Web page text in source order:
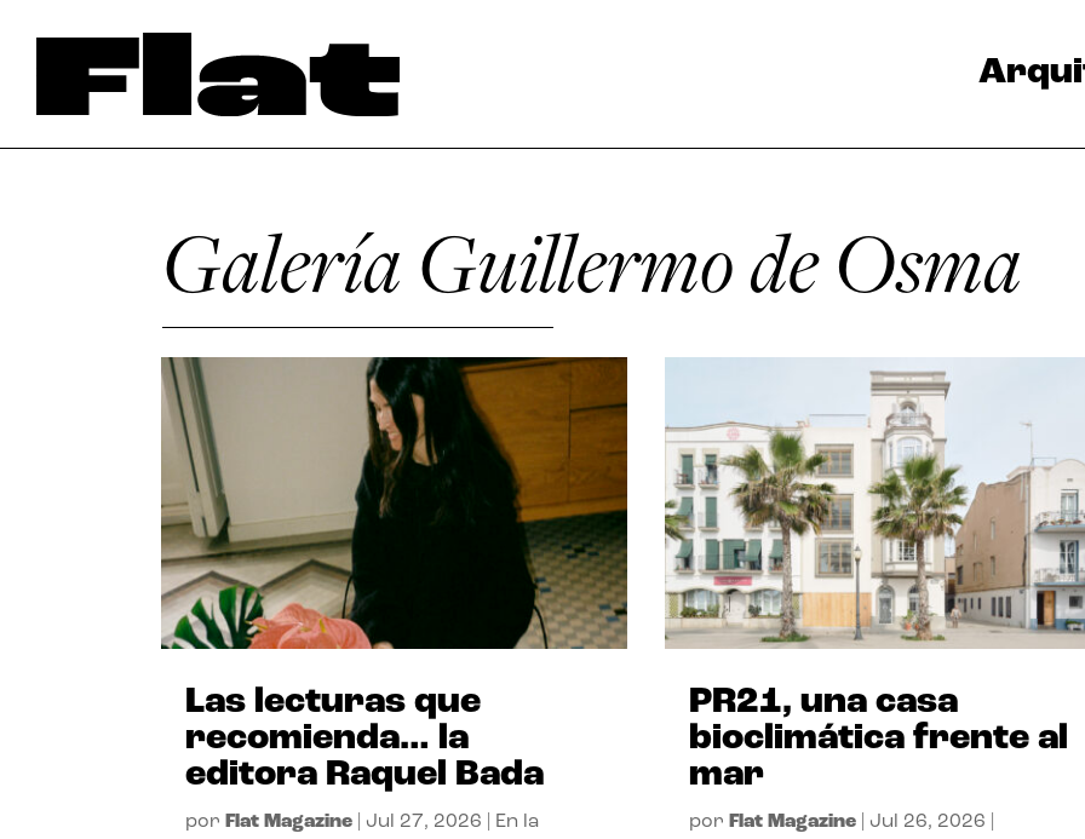
Galería Guillermo de Osma
Las lecturas que
recomienda… la
editora Raquel Bada
por Flat Magazine Jul 27, 2026
En la
PR21, una casa
bioclimática frente al
mar
por Flat Magazine| Jul 26, 2026